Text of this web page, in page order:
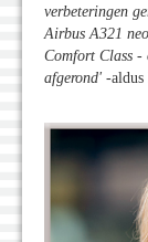
verbeteringen
Airbus A321
Comfort Class -
afgerond' -